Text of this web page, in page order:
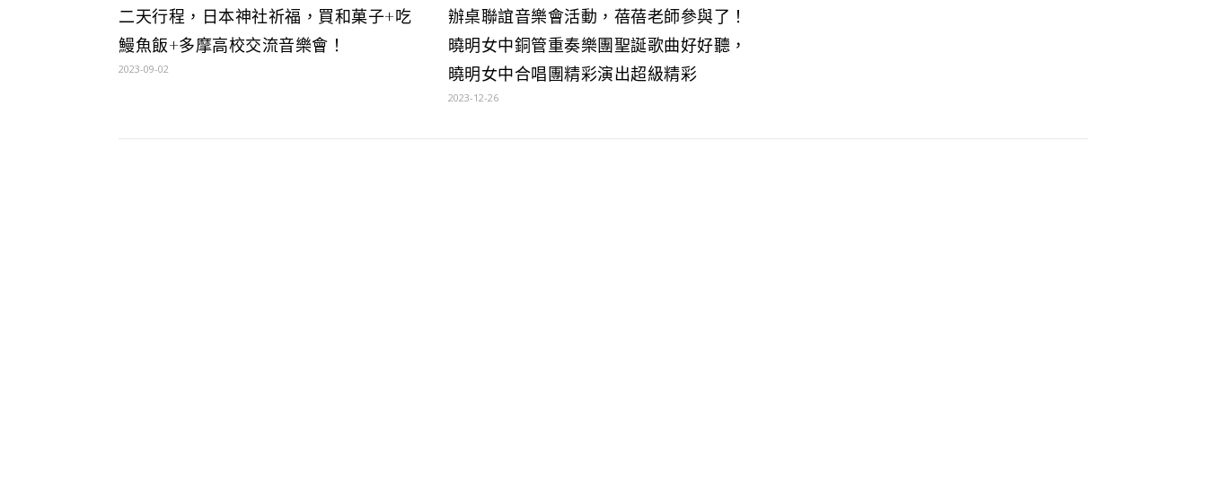
二天行程，日本神社祈福，買和菓子+吃
鰻魚飯+多摩高校交流音樂會！
2023-09-02
辦桌聯誼音樂會活動，蓓蓓老師參與了！
曉明女中銅管重奏樂團聖誕歌曲好好聽，
曉明女中合唱團精彩演出超級精彩
2023-12-26